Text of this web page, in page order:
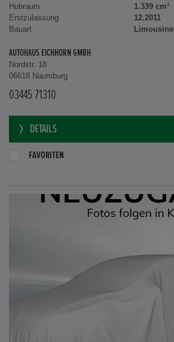
Hubraum
1.339 cm³
Erstzulassung
12.2011
Bauart
Limousine
AUTOHAUS EICHHORN GMBH
Nordstr. 18
06618 Naumburg
03445 71310
DETAILS
FAVORITEN